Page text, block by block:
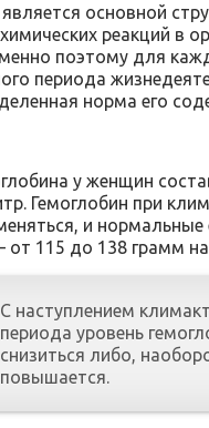
основной
реакций в
поэтому для
периода
норма его
у женщин
Гемоглобин при
и нормальные
от 115 до 138 грамм на
С наступлением
периода уровень
снизиться либо,
повышается.